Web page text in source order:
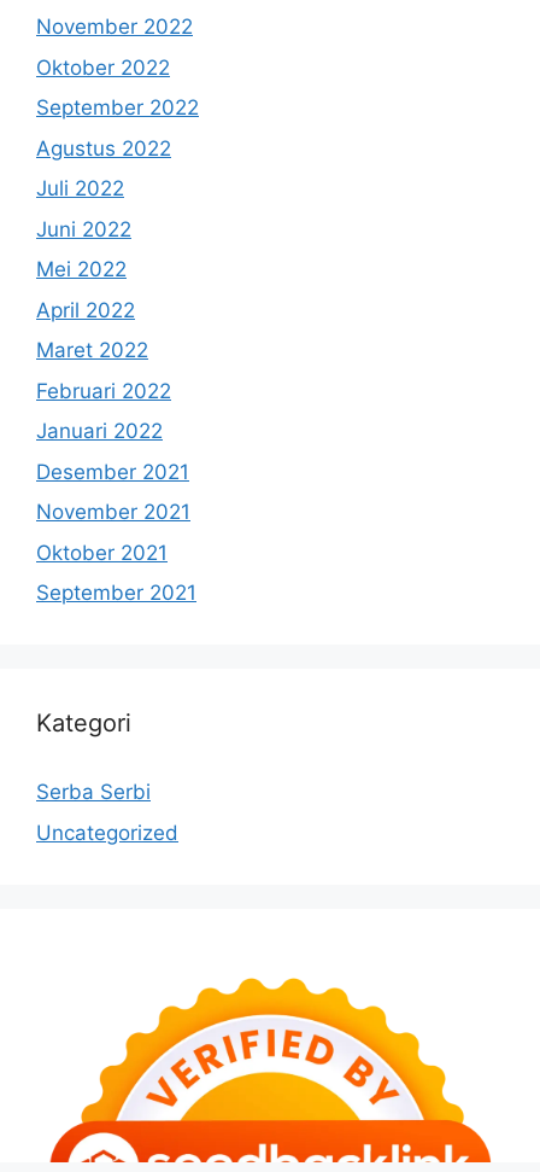
November 2022
Oktober 2022
September 2022
Agustus 2022
Juli 2022
Juni 2022
Mei 2022
April 2022
Maret 2022
Februari 2022
Januari 2022
Desember 2021
November 2021
Oktober 2021
September 2021
Kategori
Serba Serbi
Uncategorized